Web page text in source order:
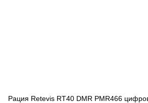
Рация Retevis RT40 DMR PMR466